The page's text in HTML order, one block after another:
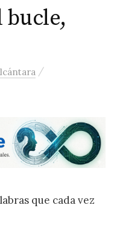
bucle,
/
que cada vez